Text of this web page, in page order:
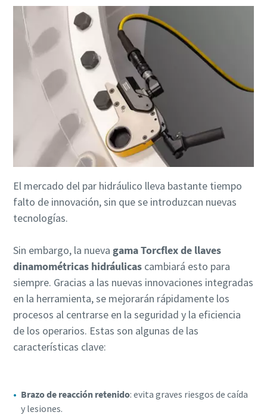
El mercado del par hidráulico lleva bastante tiempo
falto de innovación, sin que se introduzcan nuevas
tecnologías.
Sin embargo, la nueva gama Torcflex de llaves
dinamométricas hidráulicascambiará esto para
siempre. Gracias a las nuevas innovaciones integradas
en la herramienta, se mejorarán rápidamente los
procesos al centrarse en la seguridad y la eficiencia
de los operarios. Estas son algunas de las
características clave:
Brazo de reacción retenido: evita graves riesgos de caída
y lesiones.